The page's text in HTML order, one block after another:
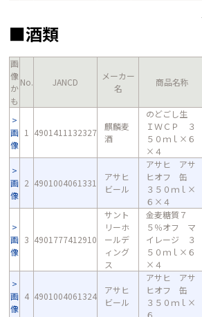
■酒類
画
像
か
も
No. JANCD
メーカー
名
商品名称
画
像
1 4901411132327
麒麟麦
酒
のどごし生
ＩＷＣＰ ３
５０ｍｌ×６
×４
画
像
2 4901004061331
アサヒ
ビール
アサヒ アサ
ヒオフ 缶
３５０ｍｌ×
６×４
画
像
3 4901777412910
サント
リーホ
ールデ
ィング
ス
金麦糖質７
５％オフ マ
イレージ ３
５０ｍｌ×６
×４
画
像
4 4901004061324
アサヒ
ビール
アサヒ アサ
ヒオフ 缶
３５０ｍｌ×
６